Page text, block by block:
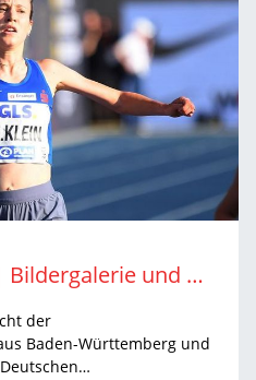
DM Braunschweig | Bildergalerie und Medaillenübersicht
der
Baden-Württemberg und